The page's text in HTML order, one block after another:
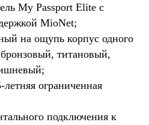
My Passport Elite с
MioNet;
на ощупь корпус одного
титановый,
ограниченная
подключения к